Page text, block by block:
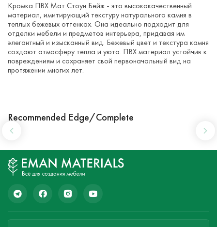
Кромка ПВХ Мат Стоун Бейж - это высококачественный
материал, имитирующий текстуру натурального камня в
теплых бежевых оттенках. Она идеально подходит для
отделки мебели и предметов интерьера, придавая им
элегантный и изысканный вид. Бежевый цвет и текстура камня
создают атмосферу тепла и уюта. ПВХ материал устойчив к
повреждениям и сохраняет свой первоначальный вид на
протяжении многих лет.
Recommended Edge/Complete